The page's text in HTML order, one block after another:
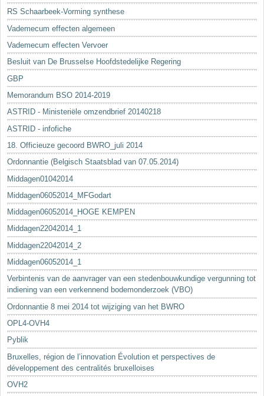
RS Schaarbeek-Vorming synthese
Vademecum effecten algemeen
Vademecum effecten Vervoer
Besluit van De Brusselse Hoofdstedelijke Regering
GBP
Memorandum BSO 2014-2019
ASTRID - Ministeriële omzendbrief 20140218
ASTRID - infofiche
18. Officieuze gecoord BWRO_juli 2014
Ordonnantie (Belgisch Staatsblad van 07.05.2014)
Middagen01042014
Middagen06052014_MFGodart
Middagen06052014_HOGE KEMPEN
Middagen22042014_1
Middagen22042014_2
Middagen06052014_1
Verbintenis van de aanvrager van een stedenbouwkundige vergunning tot
indiening van een verkennend bodemonderzoek (VBO)
Ordonnantie 8 mei 2014 tot wijziging van het BWRO
OPL4-OVH4
Pyblik
Bruxelles, région de l’innovation Évolution et perspectives de
développement des centralités bruxelloises
OVH2